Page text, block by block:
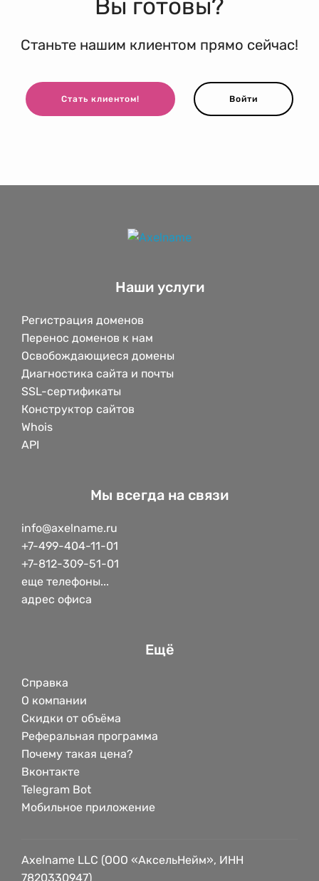
Вы готовы?
Станьте нашим клиентом прямо сейчас!
Стать клиентом! Войти
Наши услуги
Регистрация доменов
Перенос доменов к нам
Освобождающиеся домены
Диагностика сайта и почты
SSL-сертификаты
Конструктор сайтов
Whois
API
Мы всегда на связи
info@axelname.ru
+7-499-404-11-01
+7-812-309-51-01
еще телефоны...
адрес офиса
Ещё
Справка
О компании
Скидки от объёма
Реферальная программа
Почему такая цена?
Вконтакте
Telegram Bot
Мобильное приложение
Axelname LLC (ООО «АксельНейм», ИНН
7820330947)